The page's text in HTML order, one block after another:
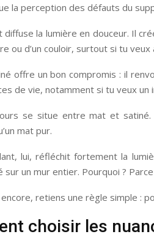
la perception des défauts du
diffuse la lumière en douceur. Il
ou d’un couloir, surtout si tu
offre un bon compromis : il
de vie, notamment si tu veux
se situe entre mat et satiné.
mat pur.
lui, réfléchit fortement la
sur un mur entier. Pourquoi ?
retiens une règle simple :
choisir les